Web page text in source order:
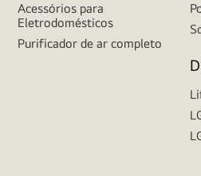
Acessórios para
Eletrodomésticos
Purificador de ar completo